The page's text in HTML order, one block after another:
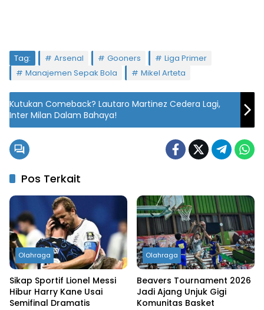
Tag: Arsenal Gooners
Liga Primer
Manajemen Sepak Bola
Mikel Arteta
Kutukan Comeback? Lautaro Martinez Cedera Lagi,
Inter Milan Dalam Bahaya!
Pos Terkait
Olahraga
Sikap Sportif Lionel Messi
Hibur Harry Kane Usai
Semifinal Dramatis
Olahraga
Beavers Tournament 2026
Jadi Ajang Unjuk Gigi
Komunitas Basket